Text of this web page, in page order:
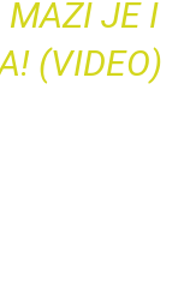
MAZI JE I
(VIDEO)